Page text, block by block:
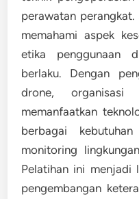
perawatan
memahami aspek
etika penggunaan
berlaku. Dengan
drone, organisasi
memanfaatkan
berbagai
monitoring
Pelatihan ini menjadi
pengembangan